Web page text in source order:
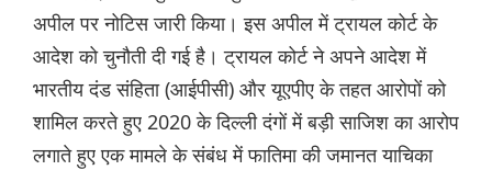
अपील पर नोटिस जारी किया। इस अपील में ट्रायल कोर्ट के
आदेश को चुनौती दी गई है। ट्रायल कोर्ट ने अपने आदेश में
भारतीय दंड संहिता (आईपीसी) और यूएपीए के तहत आरोपों को
शामिल करते हुए 2020 के दिल्ली दंगों में बड़ी साजिश का आरोप
लगाते हुए एक मामले के संबंध में फातिमा की जमानत याचिका